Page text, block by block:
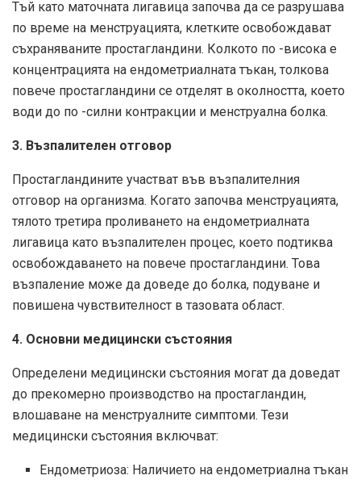
Тъй като маточната лигавица започва да се разрушава
по време на менструацията, клетките освобождават
съхраняваните простагландини. Колкото по -висока е
концентрацията на ендометриалната тъкан, толкова
повече простагландини се отделят в околността, което
води до по -силни контракции и менструална болка.
3. Възпалителен отговор
Простагландините участват във възпалителния
отговор на организма. Когато започва менструацията,
тялото третира проливането на ендометриалната
лигавица като възпалителен процес, което подтиква
освобождаването на повече простагландини. Това
възпаление може да доведе до болка, подуване и
повишена чувствителност в тазовата област.
4. Основни медицински състояния
Определени медицински състояния могат да доведат
до прекомерно производство на простагландин,
влошаване на менструалните симптоми. Тези
медицински състояния включват:
Ендометриоза: Наличието на ендометриална тъкан